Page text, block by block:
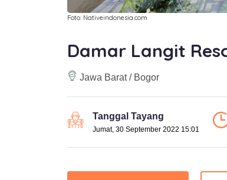
Foto: Nativeindonesia.com
Damar Langit
Jawa Barat / Bogor
Tanggal Tayang
Jumat, 30 September 2022 15:01